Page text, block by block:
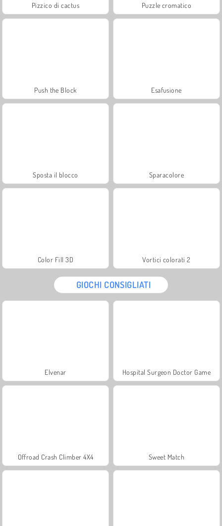
Pizzico di cactus Puzzle cromatico
Push the Block Esafusione
Sposta il blocco Sparacolore
Color Fill 3D Vortici colorati 2
GIOCHI CONSIGLIATI
Elvenar Hospital Surgeon Doctor Game
Offroad Crash Climber 4X4 Sweet Match